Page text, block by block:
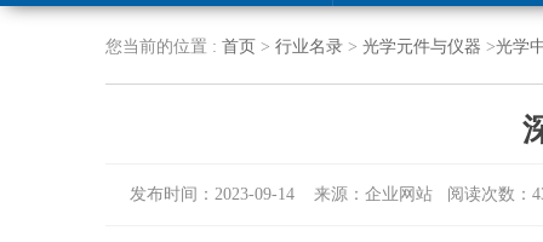
您当前的位置 : 首页 > 行业名录> 光学元件与仪器 >光学
发布时间：2023-09-14 来源：企业网站 阅读次数：